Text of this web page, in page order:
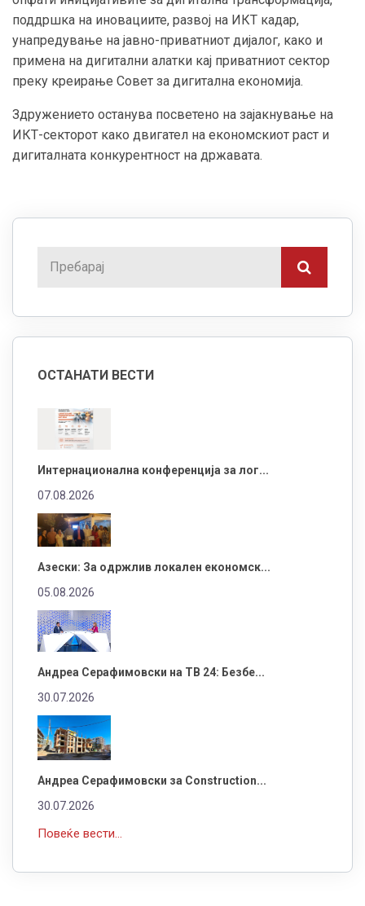
поддршка на иновациите, развој на ИКТ кадар,
унапредување на јавно-приватниот дијалог, како и
примена на дигитални алатки кај приватниот сектор
преку креирање Совет за дигитална економија.
Здружението останува посветено на зајакнување на
ИКТ-секторот како двигател на економскиот раст и
дигиталната конкурентност на државата.
ОСТАНАТИ ВЕСТИ
Интернационална конференција за лог...
07.08.2026
Азески: За одржлив локален економск...
05.08.2026
Андреа Серафимовски на ТВ 24: Безбе...
30.07.2026
Андреа Серафимовски за Construction...
30.07.2026
Повеќе вести...